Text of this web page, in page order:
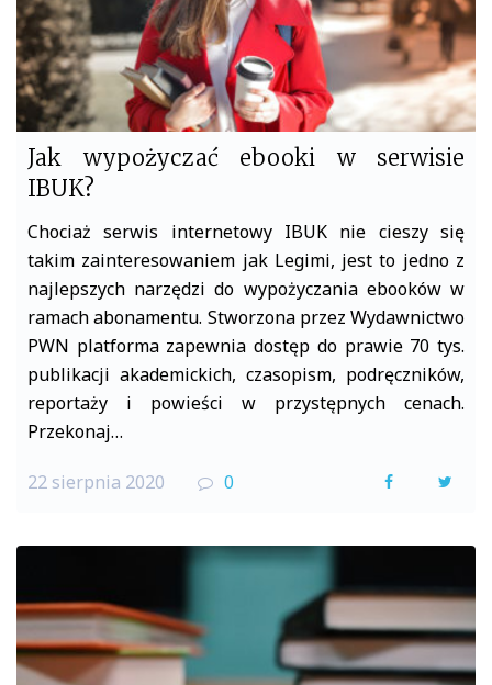
Jak wypożyczać ebooki w serwisie
IBUK?
Chociaż serwis internetowy IBUK nie cieszy się
takim zainteresowaniem jak Legimi, jest to jedno z
najlepszych narzędzi do wypożyczania ebooków w
ramach abonamentu. Stworzona przez Wydawnictwo
PWN platforma zapewnia dostęp do prawie 70 tys.
publikacji akademickich, czasopism, podręczników,
reportaży i powieści w przystępnych cenach.
Przekonaj…
22 sierpnia 2020 0
F
e
b
o
t
t
e